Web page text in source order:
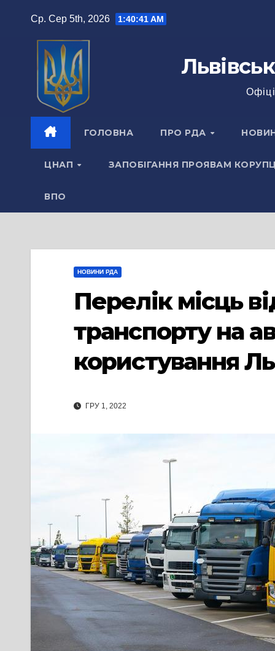
Ср. Сер 5th, 2026 1:40:42 AM
ГОЛОВНА ПРО РДА
ЦНАП ЗАПОБІГАННЯ ПРОЯВАМ
ВПО
НОВИНИ РДА
Перелік місць
транспорту на
користування
ГРУ 1, 2022